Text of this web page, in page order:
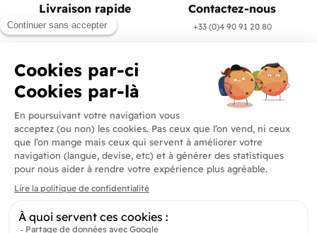
Livraison rapide
en 24/72h
Contactez-nous
+33 (0)4 90 91 20 80